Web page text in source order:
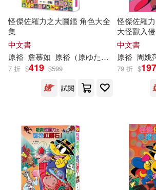
怪傑佐羅力之大圖鑑 角色大全
集
中文書
原裕 詹慕如 原裕 （原ゆたか）
7 折 $419 $599
試閱
怪傑佐羅
大怪獸入侵
中文書
原裕 周姚
79 折 $197